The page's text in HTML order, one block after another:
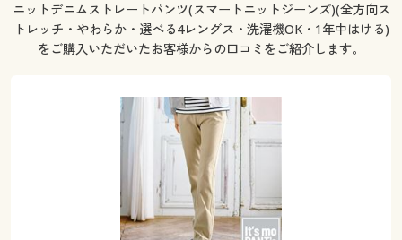
寝具・ベッド
美容・健康・サプリメント
制服・スクールすべて
ジュニア・ティーンズ下着
大きいサイズ
大きいサイズ レディース服
大きいサイズ レディース下着
大きいサイズ メンズ
商品カテゴリ一覧
カーテン・ラグ・ファブリック
制服・学生服
大きいサイズ通販すべて
大きいサイズ レディース下着
大きいサイズ メンズ
大きいサイズ 事務・制服
バーゲン
シークレットセール
商品カテゴリ一覧
カタログ・チラシからのご注文
ニットデニムストレートパンツ(スマートニットジーンズ)(全方向ス
トレッチ・やわらか・選べる4レングス・洗濯機OK・1年中はける)
をご購入いただいたお客様からの口コミをご紹介します。